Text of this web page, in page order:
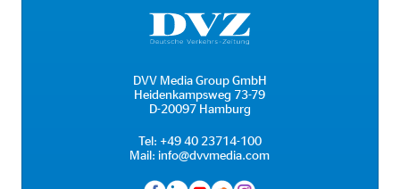
DVV Media Group GmbH
Heidenkampsweg 73-79
D-20097 Hamburg
Tel: +49 40 23714-100
Mail: info@dvvmedia.com